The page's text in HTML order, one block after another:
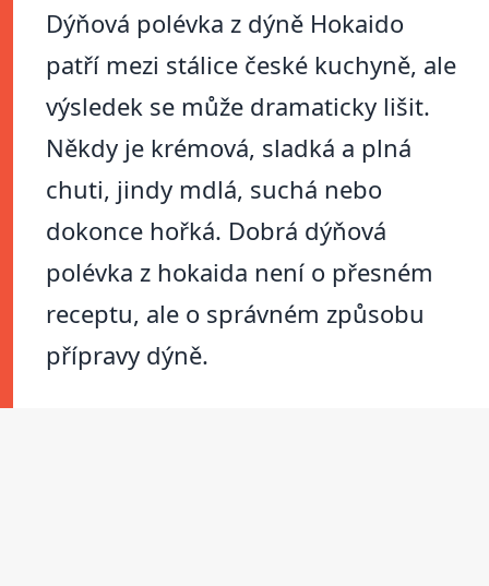
Dýňová polévka z dýně Hokaido
patří mezi stálice české kuchyně, ale
výsledek se může dramaticky lišit.
Někdy je krémová, sladká a plná
chuti, jindy mdlá, suchá nebo
dokonce hořká. Dobrá dýňová
polévka z hokaida není o přesném
receptu, ale o správném způsobu
přípravy dýně.